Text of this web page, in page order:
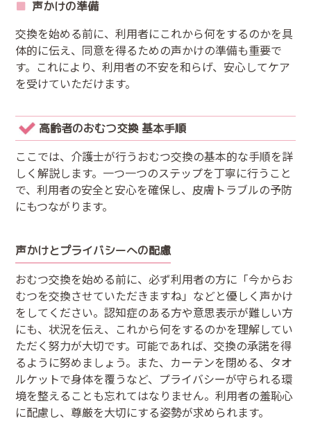
声かけの準備
交換を始める前に、利用者にこれから何をするのかを具
体的に伝え、同意を得るための声かけの準備も重要で
す。これにより、利用者の不安を和らげ、安心してケア
を受けていただけます。
高齢者のおむつ交換 基本手順
ここでは、介護士が行うおむつ交換の基本的な手順を詳
しく解説します。一つ一つのステップを丁寧に行うこと
で、利用者の安全と安心を確保し、皮膚トラブルの予防
にもつながります。
声かけとプライバシーへの配慮
おむつ交換を始める前に、必ず利用者の方に「今からお
むつを交換させていただきますね」などと優しく声かけ
をしてください。認知症のある方や意思表示が難しい方
にも、状況を伝え、これから何をするのかを理解してい
ただく努力が大切です。可能であれば、交換の承諾を得
るように努めましょう。また、カーテンを閉める、タオ
ルケットで身体を覆うなど、プライバシーが守られる環
境を整えることも忘れてはなりません。利用者の羞恥心
に配慮し、尊厳を大切にする姿勢が求められます。